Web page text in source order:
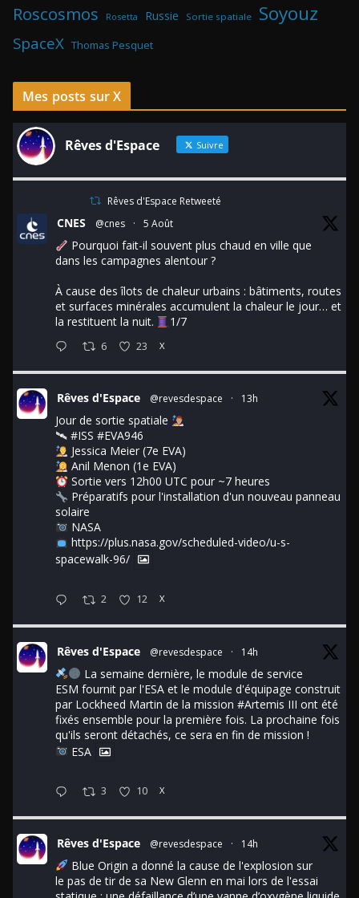
Roscosmos Rosetta Russie Sortie spatiale Soyouz
SpaceX Thomas Pesquet
Mes posts sur X
Rêves d'Espace Suivre
Rêves d'Espace Retweeté
CNES @cnes · 5 Août
Pourquoi fait-il souvent plus chaud en ville que
dans les campagnes alentour ?
À cause des îlots de chaleur urbains : bâtiments, routes
et surfaces minérales accumulent la chaleur le jour… et
la restituent la nuit.
1/7
6 23 X
Rêves d'Espace @revesdespace · 13h
Jour de sortie spatiale
🛰 #ISS #EVA946
Jessica Meier (7e EVA)
Anil Menon (1e EVA)
Sortie vers 12h00 UTC pour ~7 heures
Préparatifs pour l'installation d'un nouveau panneau
solaire
NASA
https://plus.nasa.gov/scheduled-video/u-s-
spacewalk-96/
2 12 X
Rêves d'Espace @revesdespace · 14h
La semaine dernière, le module de service
ESM fournit par l'ESA et le module d'équipage construit
par Lockheed Martin de la mission #Artemis III ont été
fixés ensemble pour la première fois. La prochaine fois
qu'ils seront détachés, ce sera en fin de mission !
ESA
3 10 X
Rêves d'Espace @revesdespace · 14h
Blue Origin a donné la cause de l'explosion sur
le pas de tir de sa New Glenn en mai lors de l'essai